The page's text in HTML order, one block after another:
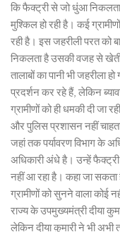
कि फैक्ट्री से जो धुंआ
मुश्किल हो रही है। कई
रही है। इस जहरीली परत को
निकलता है उसकी वजह से
तालाबों का पानी भी जहरीला
प्रदर्शन कर रहे हैं, लेकिन
ग्रामीणों को ही धमकी दी
और पुलिस प्रशासन नहीं
जहां तक पर्यावरण विभाग के
अधिकारी अंधे है। उन्हें
नहीं आ रहा है। कहा जा सकता
ग्रामीणों को सुनने वाला कोई
राज्य के उपमुख्यमंत्री दीया
लेकिन दीया कुमारी ने भी